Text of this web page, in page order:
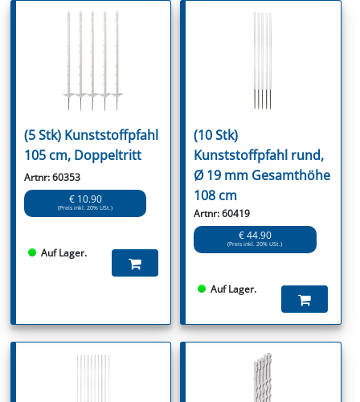
(5 Stk) Kunststoffpfahl
105 cm, Doppeltritt
Artnr: 60353
€ 10.90
(Preis inkl. 20% USt.)
Auf Lager.
(10 Stk)
Kunststoffpfahl rund,
Ø 19 mm Gesamthöhe
108 cm
Artnr: 60419
€ 44.90
(Preis inkl. 20% USt.)
Auf Lager.